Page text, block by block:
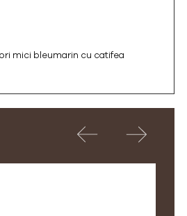
mici bleumarin cu catifea